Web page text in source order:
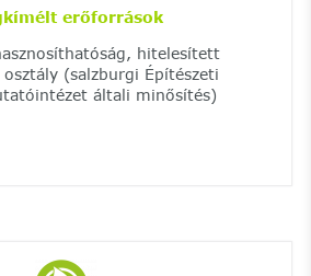
erőforrások
hitelesített
(salzburgi Építészeti
általi minősítés)